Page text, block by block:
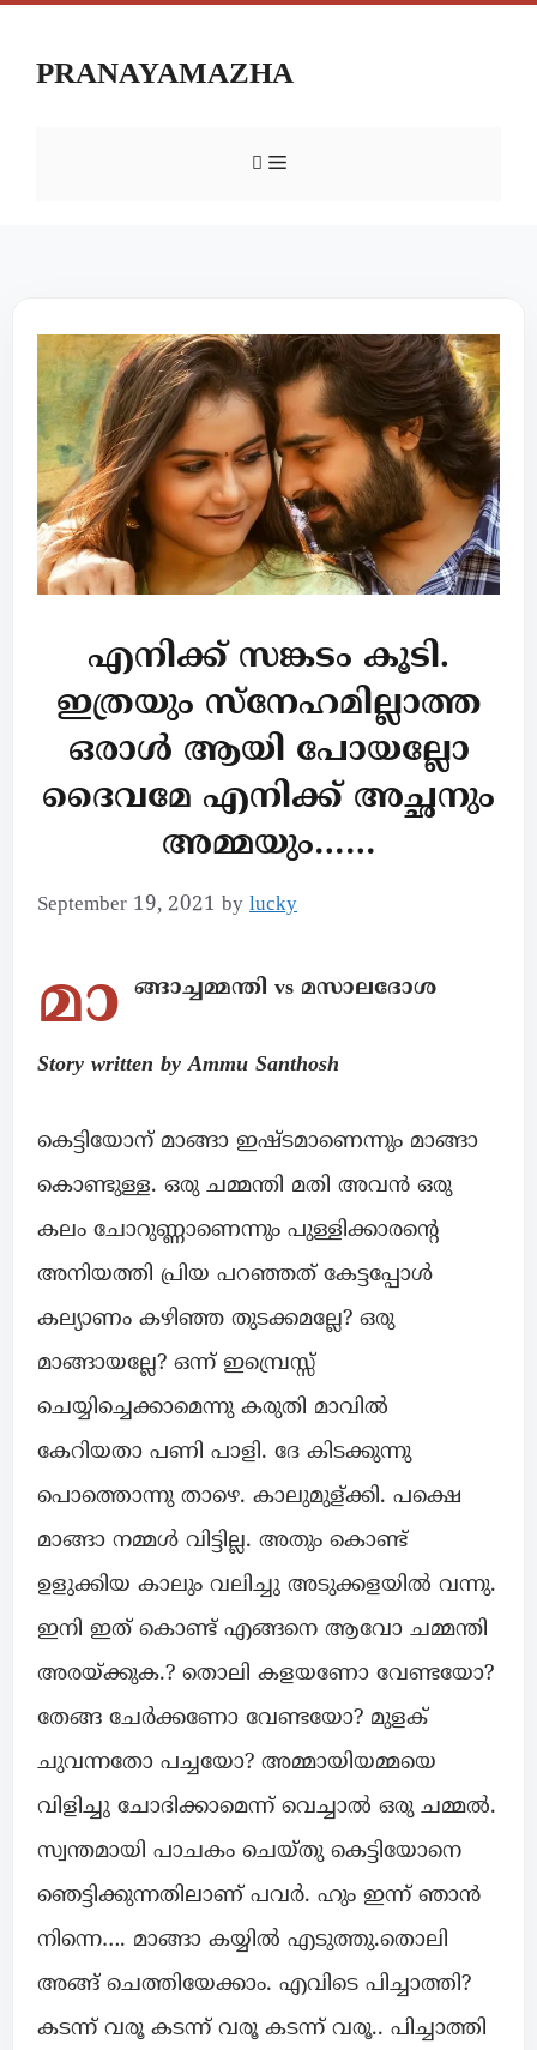
PRANAYAMAZHA
എനിക്ക് സങ്കടം കൂടി.
ഇത്രയും സ്നേഹമില്ലാത്ത
ഒരാൾ ആയി പോയല്ലോ
ദൈവമേ എനിക്ക് അച്ഛനും
അമ്മയും……
September 19, 2021 by lucky
മാ ങ്ങാച്ചമ്മന്തി vs മസാലദോശ
Story written by Ammu Santhosh
കെട്ടിയോന് മാങ്ങാ ഇഷ്ടമാണെന്നും മാങ്ങാ
കൊണ്ടുള്ള. ഒരു ചമ്മന്തി മതി അവൻ ഒരു
കലം ചോറുണ്ണാണെന്നും പുള്ളിക്കാരന്റെ
അനിയത്തി പ്രിയ പറഞ്ഞത് കേട്ടപ്പോൾ
കല്യാണം കഴിഞ്ഞ തുടക്കമല്ലേ? ഒരു
മാങ്ങായല്ലേ? ഒന്ന് ഇമ്പ്രെസ്സ്
ചെയ്യിച്ചെക്കാമെന്നു കരുതി മാവിൽ
കേറിയതാ പണി പാളി. ദേ കിടക്കുന്നു
പൊത്തൊന്നു താഴെ. കാലുമുള്ക്കി. പക്ഷെ
മാങ്ങാ നമ്മൾ വിട്ടില്ല. അതും കൊണ്ട്
ഉളുക്കിയ കാലും വലിച്ചു അടുക്കളയിൽ വന്നു.
ഇനി ഇത് കൊണ്ട് എങ്ങനെ ആവോ ചമ്മന്തി
അരയ്ക്കുക.? തൊലി കളയണോ വേണ്ടയോ?
തേങ്ങ ചേർക്കണോ വേണ്ടയോ? മുളക്
ചുവന്നതോ പച്ചയോ? അമ്മായിയമ്മയെ
വിളിച്ചു ചോദിക്കാമെന്ന് വെച്ചാൽ ഒരു ചമ്മൽ.
സ്വന്തമായി പാചകം ചെയ്തു കെട്ടിയോനെ
ഞെട്ടിക്കുന്നതിലാണ് പവർ. ഹും ഇന്ന് ഞാൻ
നിന്നെ…. മാങ്ങാ കയ്യിൽ എടുത്തു.തൊലി
അങ്ങ് ചെത്തിയേക്കാം. എവിടെ പിച്ചാത്തി?
കടന്ന് വരൂ കടന്ന് വരൂ കടന്ന് വരൂ.. പിച്ചാത്തി